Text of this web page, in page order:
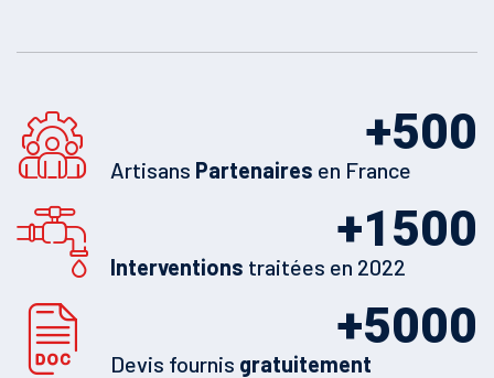
500
+
Artisans Partenaires en France
1500
+
Interventions traitées en 2022
5000
+
Devis fournis gratuitement